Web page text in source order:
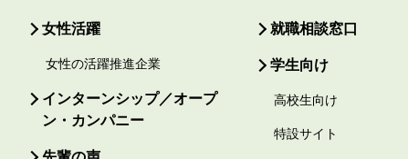
女性活躍
女性の活躍推進企業
インターンシップ／オープ
ン・カンパニー
就職相談窓口
学生向け
高校生向け
特設サイト